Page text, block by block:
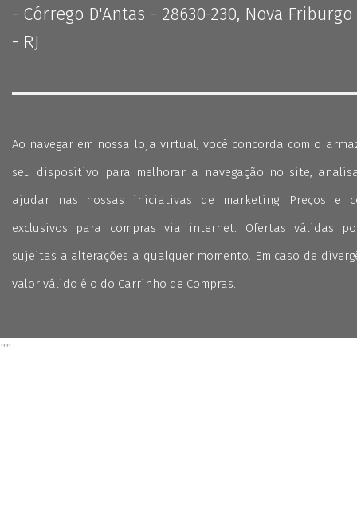
- Córrego D'Antas - 28630-230, Nova Friburgo
- RJ
Ao navegar em nossa loja virtual, você concorda com o
seu dispositivo para melhorar a navegação no site,
ajudar nas nossas iniciativas de marketing. Preços e
exclusivos para compras via internet. Ofertas válidas
sujeitas a alterações a qualquer momento. Em caso de
valor válido é o do Carrinho de Compras.
""